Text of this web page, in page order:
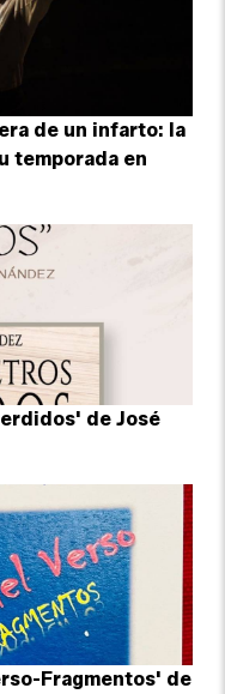
de José
Fragmentos' de
tu imaginación
caras en
coches o
Tiene